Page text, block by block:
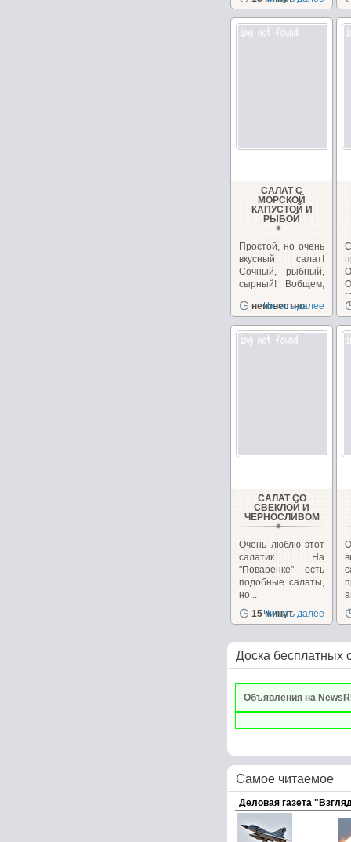
салатов,...
САЛАТ С
МОРСКОЙ
КАПУСТОЙ И
РЫБОЙ
Простой, но очень
вкусный салат!
Сочный, рыбный,
сырный! Вобщем,
удовольствие!...
неизвестно
Читать далее
САЛАТ СО
СВЕКЛОЙ И
ЧЕРНОСЛИВОМ
Очень люблю этот
салатик. На
"Поваренке" есть
подобные салаты,
но...
15 минут
Читать далее
Доска бесплатных
Объявления на
Самое читаемое